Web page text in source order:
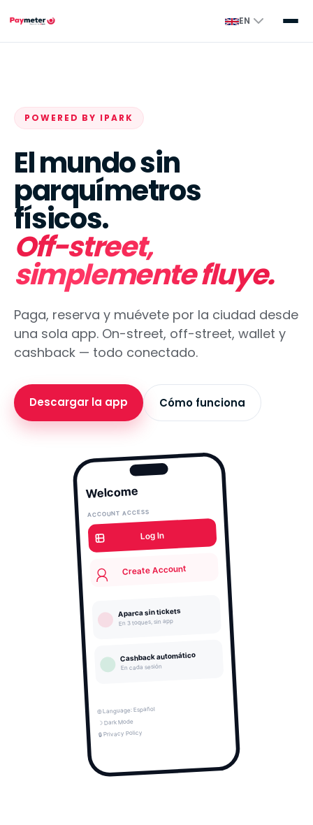
EN
POWERED BY IPARK
El mundo sin
parquímetros
físicos.
Off-street,
simplemente fluye.
Paga, reserva y muévete por la ciudad desde
una sola app. On-street, off-street, wallet y
cashback — todo conectado.
Descargar la app Cómo funciona